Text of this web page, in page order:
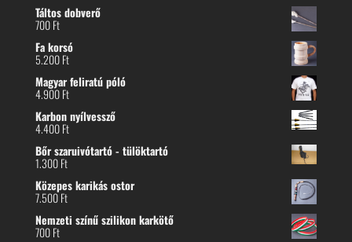
Táltos dobverő
700Ft
Fa korsó
5.200Ft
Magyar feliratú póló
4.900Ft
Karbon nyílvessző
4.400Ft
Bőr szaruivótartó - tülöktartó
1.300Ft
Közepes karikás ostor
7.500Ft
Nemzeti színű szilikon karkötő
700Ft